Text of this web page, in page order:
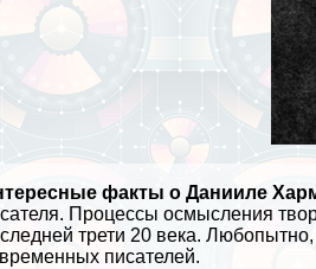
факты о Данииле
Процессы осмысления
трети 20 века.
писателей.